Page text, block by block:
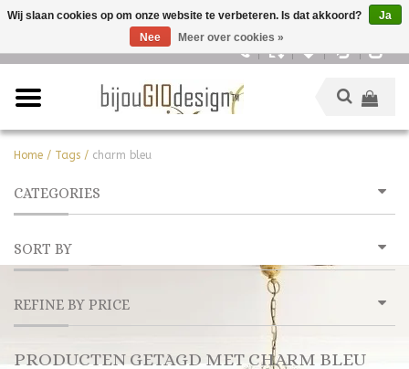
Home / Tags / charm bleu
CATEGORIES
SORT BY
REFINE BY PRICE
PRODUCTEN GETAGD MET CHARM BLEU
Wij slaan cookies op om onze website te verbeteren. Is dat akkoord?
Ja
Nee
Meer over cookies »